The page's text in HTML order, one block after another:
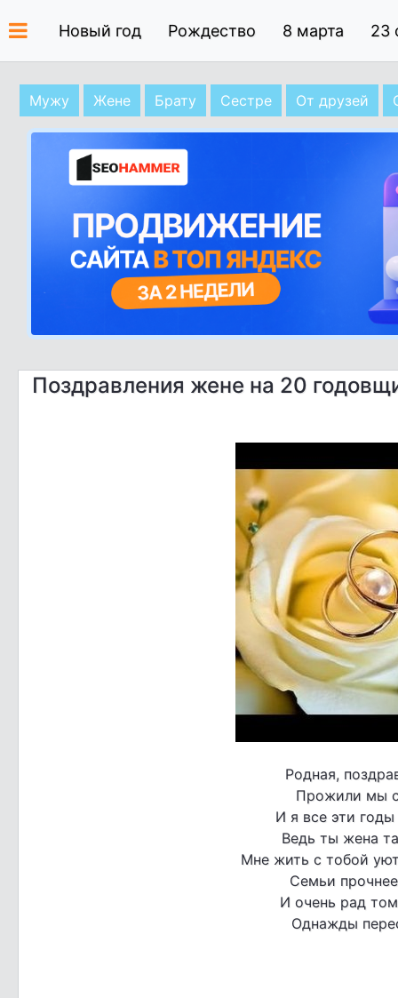
Новый год Рождество 8 марта 23
Мужу Жене Брату Сестре От друзей
Поздравления жене на 20
Родная,
Прожили мы
И я все эти
Ведь ты жена
Мне жить с тобой
Семьи
И очень рад
Однажды